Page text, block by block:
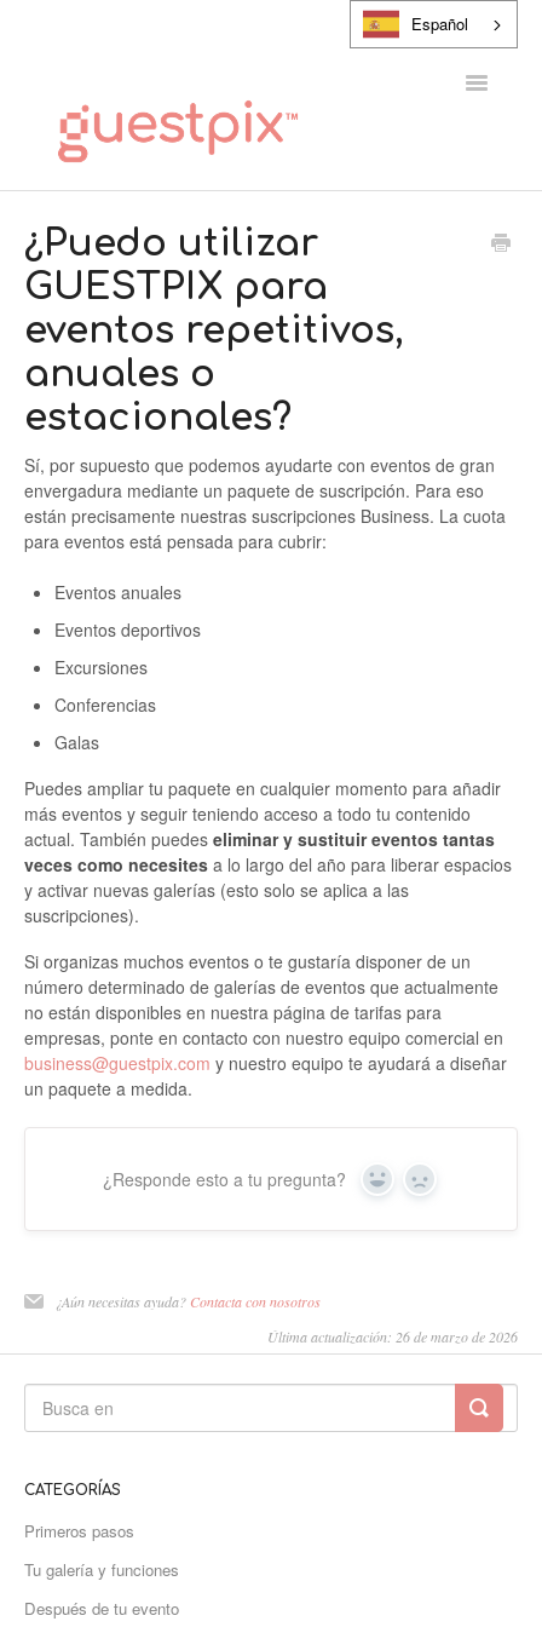
Español
Alternar
PONTE EN CONTACTO CON
¿Puedo utilizar
GUESTPIX para
eventos repetitivos,
anuales o
estacionales?
Sí, por supuesto que podemos ayudarte con eventos de gran
envergadura mediante un paquete de suscripción. Para eso
están precisamente nuestras suscripciones Business. La cuota
para eventos está pensada para cubrir:
Eventos anuales
Eventos deportivos
Excursiones
Conferencias
Galas
Puedes ampliar tu paquete en cualquier momento para añadir
más eventos y seguir teniendo acceso a todo tu contenido
actual. También puedes eliminar y sustituir eventos tantas
veces como necesites a lo largo del año para liberar espacios
y activar nuevas galerías (esto solo se aplica a las
suscripciones).
Si organizas muchos eventos o te gustaría disponer de un
número determinado de galerías de eventos que actualmente
no están disponibles en nuestra página de tarifas para
empresas, ponte en contacto con nuestro equipo comercial en
business@guestpix.com y nuestro equipo te ayudará a diseñar
un paquete a medida.
¿Responde esto a tu pregunta? Sí No
¿Aún necesitas ayuda? Contacta con nosotros
Última actualización: 26 de marzo de 2026
CATEGORÍAS
Primeros pasos
Tu galería y funciones
Después de tu evento